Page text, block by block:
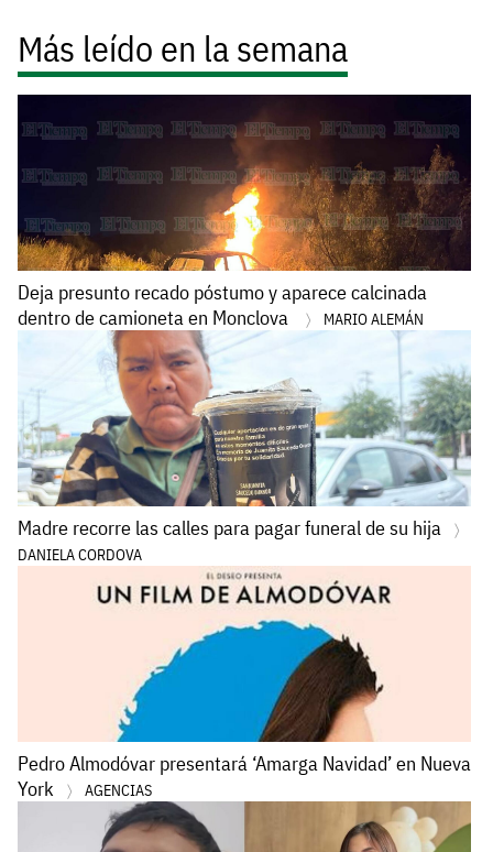
Más leído en la semana
Deja presunto recado póstumo y aparece calcinada
dentro de camioneta en Monclova
MARIO ALEMÁN
Madre recorre las calles para pagar funeral de su hija
DANIELA CORDOVA
Pedro Almodóvar presentará ‘Amarga Navidad’ en Nueva
York
AGENCIAS